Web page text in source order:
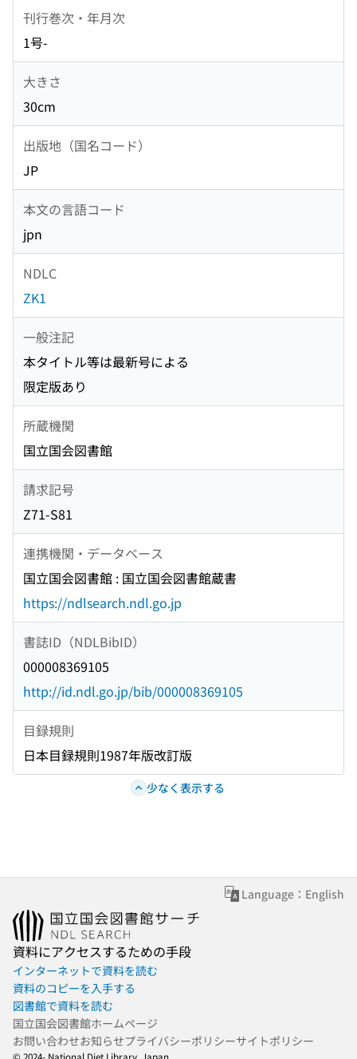
刊行巻次・年月次
1号-
大きさ
30cm
出版地（国名コード）
JP
本文の言語コード
jpn
NDLC
ZK1
一般注記
本タイトル等は最新号による
限定版あり
所蔵機関
国立国会図書館
請求記号
Z71-S81
連携機関・データベース
国立国会図書館 : 国立国会図書館蔵書
https://ndlsearch.ndl.go.jp
書誌ID（NDLBibID）
000008369105
http://id.ndl.go.jp/bib/000008369105
目録規則
日本目録規則1987年版改訂版
少なく表示する
Language：English
資料にアクセスするための手段
インターネットで資料を読む
資料のコピーを入手する
図書館で資料を読む
国立国会図書館ホームページ
お問い合わせお知らせプライバシーポリシーサイトポリシー
© 2024- National Diet Library, Japan.